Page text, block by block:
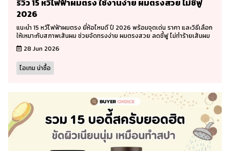
รีวิว 15 หวีไฟฟ้าผมตรง ใช้งานง่าย ผมตรงสวย ไม่ชี้ฟู
2026
แนะนำ 15 หวีไฟฟ้าผมตรง ยี่ห้อไหนดี ปี 2026 พร้อมจุดเด่น ราคา และวิธีเลือก
ให้เหมาะกับสภาพเส้นผม ช่วยจัดทรงง่าย ผมตรงสวย ลดชี้ฟู ไม่ทำร้ายเส้นผม
28 Jun 2026
ไอเทม น่าซื้อ